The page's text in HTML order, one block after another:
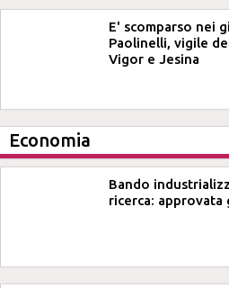
E' scomparso nei
Paolinelli, vigile
Vigor e Jesina
Economia
Bando
ricerca: approvata